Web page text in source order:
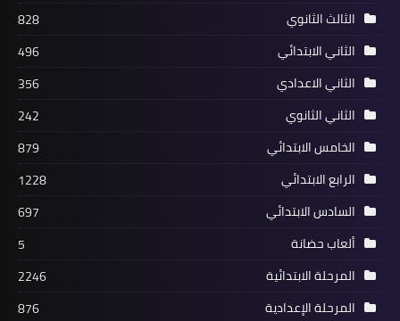
الثالث الثانوي
828
الثاني الابتدائي
496
الثاني الاعدادي
356
الثاني الثانوي
242
الخامس الابتدائي
879
الرابع الابتدائي
1228
السادس الابتدائي
697
ألعاب حضانة
5
المرحلة الابتدائية
2246
المرحلة الإعدادية
876